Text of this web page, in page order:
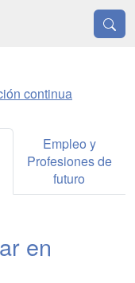
continua
Empleo y
Profesiones de
futuro
en